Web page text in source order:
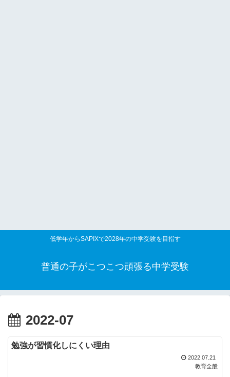
低学年からSAPIXで2028年の中学受験を目指す
普通の子がこつこつ頑張る中学受験
2022-07
勉強が習慣化しにくい理由
2022.07.21
教育全般